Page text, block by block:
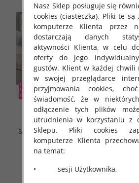
Spodnie dziewczęce Roz 128-
164, 1 kolor Paczka 7 szt
31.00 zł
szczegóły
Nasz Sklep posługuje się
cookies (ciasteczka). Pliki te są
komputerze Klienta przez
dostarczają danych
aktywności Klienta, w celu
oferty do jego
gustów. Klient w każdej chwili
w swojej przeglądarce
przyjmowania cookies,
świadomość, że w
odłączenie tych plików
utrudnienia w korzystaniu z
Sklepu. Pliki cookies
komputerze Klienta
na temat:
• sesji Użytkownika,